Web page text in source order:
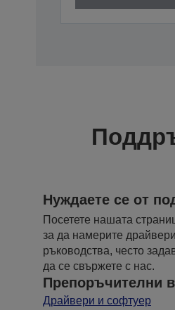
Нуждаете се от
Посетете нашата
за да намерите
ръководства, често
да се свържете с нас.
Препоръчителни
Драйвери и софтуер